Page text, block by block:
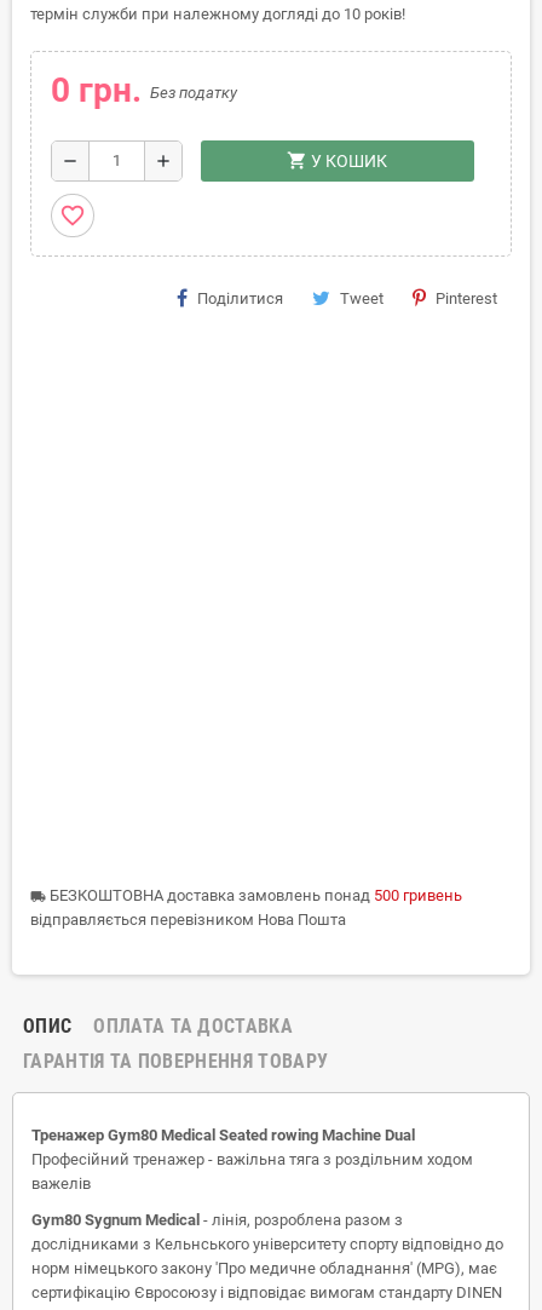
термін служби при належному догляді до 10 років!
0 грн. Без податку
remove add shopping_cart У КОШИК
favorite_border
Поділитися Tweet Pinterest
local_shipping БЕЗКОШТОВНА доставка замовлень понад 500 гривень
відправляється перевізником Нова Пошта
ОПИС
ОПЛАТА ТА ДОСТАВКА
ГАРАНТІЯ ТА ПОВЕРНЕННЯ ТОВАРУ
Тренажер Gym80 Medical Seated rowing Machine Dual
Професійний тренажер - важільна тяга з роздільним ходом
важелів
Gym80 Sygnum Medical - лінія, розроблена разом з
дослідниками з Кельнського університету спорту відповідно до
норм німецького закону 'Про медичне обладнання' (MPG), має
сертифікацію Євросоюзу і відповідає вимогам стандарту DINEN